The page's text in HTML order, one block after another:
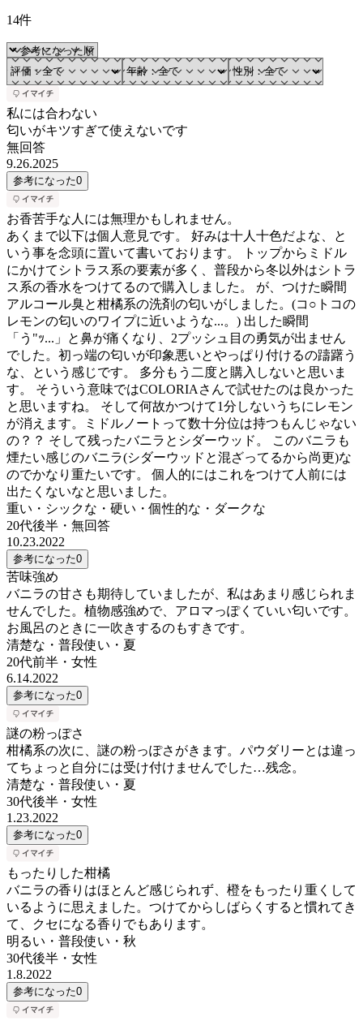
14件
私には合わない
匂いがキツすぎて使えないです
無回答
9.26.2025
参考になった0
お香苦手な人には無理かもしれません。
あくまで以下は個人意見です。 好みは十人十色だよな、と
いう事を念頭に置いて書いております。 トップからミドル
にかけてシトラス系の要素が多く、普段から冬以外はシトラ
ス系の香水をつけてるので購入しました。 が、つけた瞬間
アルコール臭と柑橘系の洗剤の匂いがしました。(コ○トコの
レモンの匂いのワイプに近いような...。) 出した瞬間
「う"ｯ...」と鼻が痛くなり、2プッシュ目の勇気が出ません
でした。初っ端の匂いが印象悪いとやっぱり付けるの躊躇う
な、という感じです。 多分もう二度と購入しないと思いま
す。 そういう意味ではCOLORIAさんで試せたのは良かった
と思いますね。 そして何故かつけて1分しないうちにレモン
が消えます。ミドルノートって数十分位は持つもんじゃない
の？？ そして残ったバニラとシダーウッド。 このバニラも
煙たい感じのバニラ(シダーウッドと混ざってるから尚更)な
のでかなり重たいです。 個人的にはこれをつけて人前には
出たくないなと思いました。
重い・シックな・硬い・個性的な・ダークな
20代後半 ・ 無回答
10.23.2022
参考になった0
苦味強め
バニラの甘さも期待していましたが、私はあまり感じられま
せんでした。植物感強めで、アロマっぽくていい匂いです。
お風呂のときに一吹きするのもすきです。
清楚な・普段使い・夏
20代前半 ・ 女性
6.14.2022
参考になった0
謎の粉っぽさ
柑橘系の次に、謎の粉っぽさがきます。パウダリーとは違っ
てちょっと自分には受け付けませんでした…残念。
清楚な・普段使い・夏
30代後半 ・ 女性
1.23.2022
参考になった0
もったりした柑橘
バニラの香りはほとんど感じられず、橙をもったり重くして
いるように思えました。つけてからしばらくすると慣れてき
て、クセになる香りでもあります。
明るい・普段使い・秋
30代後半 ・ 女性
1.8.2022
参考になった0